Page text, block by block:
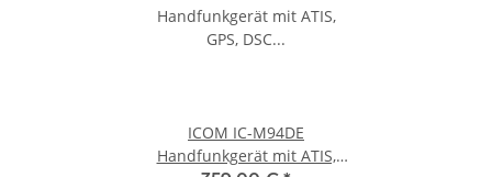
ICOM IC-M94DE
Handfunkgerät mit ATIS,